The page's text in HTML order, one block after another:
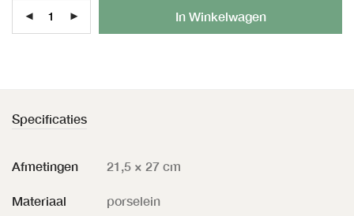
In Winkelwagen
Specificaties
Afmetingen 21,5 × 27 cm
Materiaal porselein